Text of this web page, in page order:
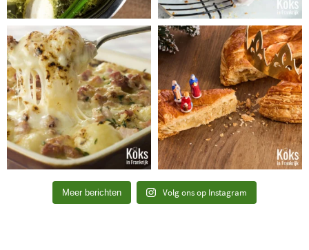
Meer berichten Volg ons op Instagram